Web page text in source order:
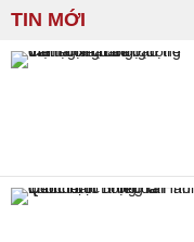
TIN MỚI